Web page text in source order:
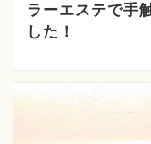
ラーエステで手
した！